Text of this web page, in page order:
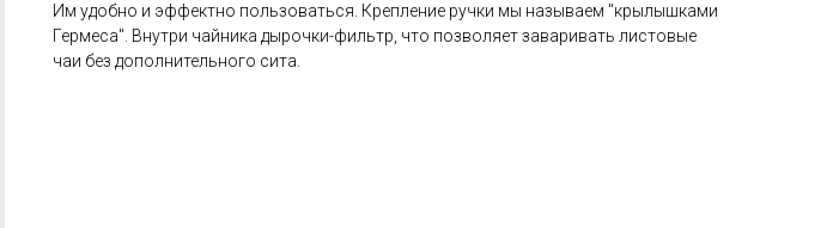
Им удобно и эффектно пользоваться. Крепление ручки мы называем "крылышками
Гермеса". Внутри чайника дырочки-фильтр, что позволяет заваривать листовые
чаи без дополнительного сита.